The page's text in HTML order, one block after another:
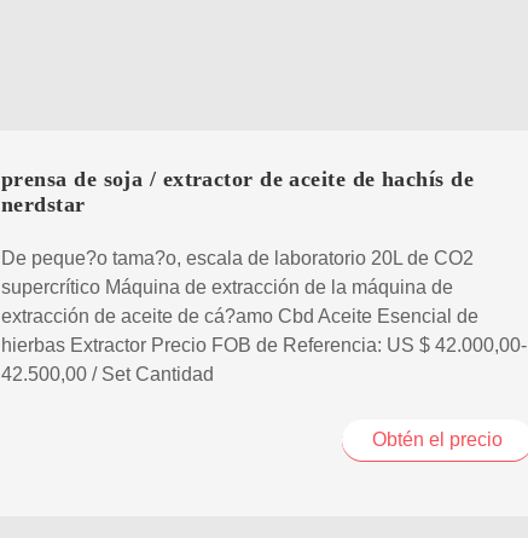
prensa de soja / extractor de aceite de hachís de
nerdstar
De peque?o tama?o, escala de laboratorio 20L de CO2
supercrítico Máquina de extracción de la máquina de
extracción de aceite de cá?amo Cbd Aceite Esencial de
hierbas Extractor Precio FOB de Referencia: US $ 42.000,00-
42.500,00 / Set Cantidad
Obtén el precio